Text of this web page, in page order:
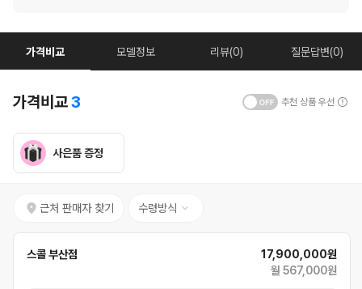
가격비교 모델정보 리뷰(0) 질문답변(0)
가격비교3 추천 상품 우선
사은품 증정
근처 판매자 찾기 수령방식
스콜 부산점
17,900,000원
월 567,000원